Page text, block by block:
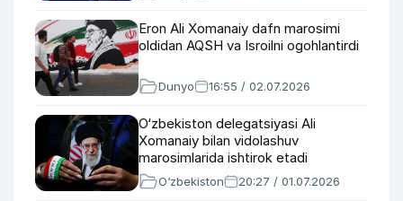
Eron Ali Xomanaiy dafn marosimi
oldidan AQSH va Isroilni ogohlantirdi
Dunyo 16:55 / 02.07.2026
O‘zbekiston delegatsiyasi Ali
Xomanaiy bilan vidolashuv
marosimlarida ishtirok etadi
O‘zbekiston 20:27 / 01.07.2026